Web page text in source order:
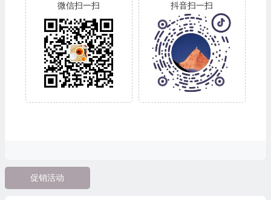
微信扫一扫
抖音扫一扫
促销活动